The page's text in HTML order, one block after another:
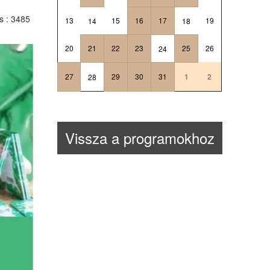
: 3485 13 14 15 16 17 18 19
20 21 22 23 24 25 26
27 28 29 30 31 1 2
Vissza a programokhoz